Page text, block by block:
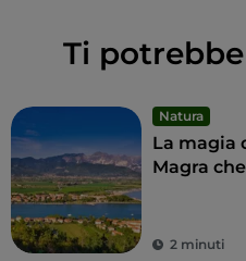
Ti
Natura
La magia
Magra
2 minuti